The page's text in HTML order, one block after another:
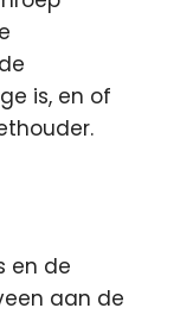
is, en of
en de
aan de